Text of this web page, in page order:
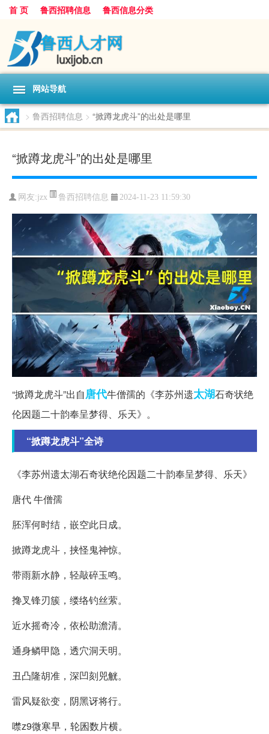
首 页 鲁西招聘信息 鲁西信息分类
网站导航
> 鲁西招聘信息 > “掀蹲龙虎斗”的出处是哪里
“掀蹲龙虎斗”的出处是哪里
网友:jzx 鲁西招聘信息 2024-11-23 11:59:30
“掀蹲龙虎斗”出自唐代牛僧孺的《李苏州遗太湖石奇状绝
伦因题二十韵奉呈梦得、乐天》。
“掀蹲龙虎斗”全诗
《李苏州遗太湖石奇状绝伦因题二十韵奉呈梦得、乐天》
唐代 牛僧孺
胚浑何时结，嵌空此日成。
掀蹲龙虎斗，挟怪鬼神惊。
带雨新水静，轻敲碎玉鸣。
搀叉锋刃簇，缕络钓丝萦。
近水摇奇冷，依松助澹清。
通身鳞甲隐，透穴洞天明。
丑凸隆胡准，深凹刻兕觥。
雷风疑欲变，阴黑讶将行。
噤z9微寒早，轮囷数片横。